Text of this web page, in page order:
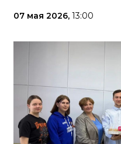
07 мая 2026, 13:00